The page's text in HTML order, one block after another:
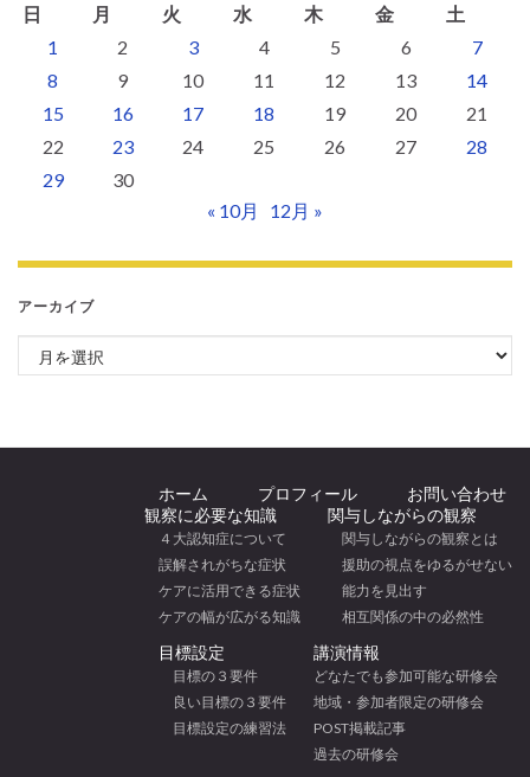
日
月 火 水 木 金
土
1
2 3 4 5 6
7
8
9 10 11 12 13
14
15
16 17 18 19 20
21
22
23 24 25 26 27
28
29
30
« 10月
12月 »
アーカイブ
アーカイブ
ホーム プロフィール
お問い合わせ
観察に必要な知識
４大認知症について
誤解されがちな症状
ケアに活用できる症状
ケアの幅が広がる知識
関与しながらの観察
関与しながらの観察とは
援助の視点をゆるがせない
能力を見出す
相互関係の中の必然性
目標設定
目標の３要件
良い目標の３要件
目標設定の練習法
講演情報
どなたでも参加可能な研修会
地域・参加者限定の研修会
POST掲載記事
過去の研修会